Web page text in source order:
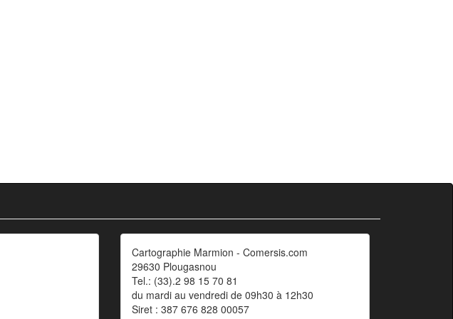
Cartographie Marmion - Comersis.com
29630 Plougasnou
Tel.: (33).2 98 15 70 81
du mardi au vendredi de 09h30 à 12h30
Siret : 387 676 828 00057